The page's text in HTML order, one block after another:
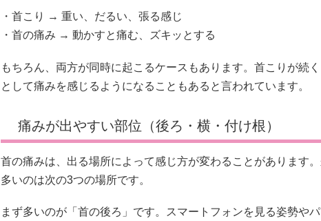
・首こり → 重い、だるい、張る感じ
・首の痛み → 動かすと痛む、ズキッとする
もちろん、両方が同時に起こるケースもあります。首こりが続
として痛みを感じるようになることもあると言われています。
痛みが出やすい部位（後ろ・横・付け根）
首の痛みは、出る場所によって感じ方が変わることがあります
多いのは次の3つの場所です。
まず多いのが「首の後ろ」です。スマートフォンを見る姿勢や